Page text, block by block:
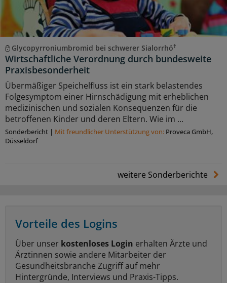
Glycopyrroniumbromid bei schwerer Sialorrhö†
Wirtschaftliche Verordnung durch bundesweite
Praxisbesonderheit
Übermäßiger Speichelfluss ist ein stark belastendes
Folgesymptom einer Hirnschädigung mit erheblichen
medizinischen und sozialen Konsequenzen für die
betroffenen Kinder und deren Eltern. Wie im ...
Sonderbericht | Mit freundlicher Unterstützung von: Proveca GmbH,
Düsseldorf
weitere Sonderberichte
Vorteile des Logins
Über unser kostenloses Login erhalten Ärzte und
Ärztinnen sowie andere Mitarbeiter der
Gesundheitsbranche Zugriff auf mehr
Hintergründe, Interviews und Praxis-Tipps.